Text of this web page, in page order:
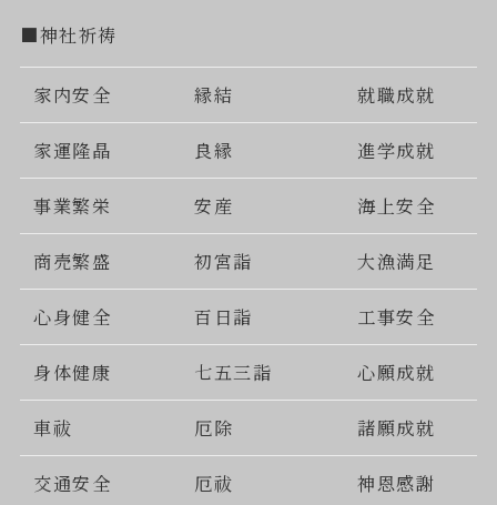
■神社祈祷
家内安全 縁結 就職成就
家運隆晶 良縁 進学成就
事業繁栄 安産 海上安全
商売繁盛 初宮詣 大漁満足
心身健全 百日詣 工事安全
身体健康 七五三詣 心願成就
車祓 厄除 諸願成就
交通安全 厄祓 神恩感謝